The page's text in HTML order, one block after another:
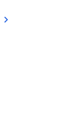
keyboard_arrow_right